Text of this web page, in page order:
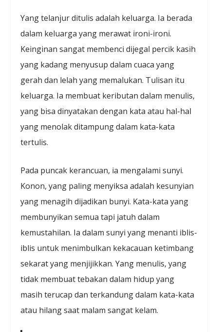
Yang telanjur ditulis adalah keluarga. Ia berada
dalam keluarga yang merawat ironi-ironi.
Keinginan sangat membenci dijegal percik kasih
yang kadang menyusup dalam cuaca yang
gerah dan lelah yang memalukan. Tulisan itu
keluarga. Ia membuat keributan dalam menulis,
yang bisa dinyatakan dengan kata atau hal-hal
yang menolak ditampung dalam kata-kata
tertulis.
Pada puncak kerancuan, ia mengalami sunyi.
Konon, yang paling menyiksa adalah kesunyian
yang menagih dijadikan bunyi. Kata-kata yang
membunyikan semua tapi jatuh dalam
kemustahilan. Ia dalam sunyi yang menanti iblis-
iblis untuk menimbulkan kekacauan ketimbang
sekarat yang menjijikkan. Yang menulis, yang
tidak membuat tebakan dalam hidup yang
masih terucap dan terkandung dalam kata-kata
atau hilang saat malam sangat kelam.